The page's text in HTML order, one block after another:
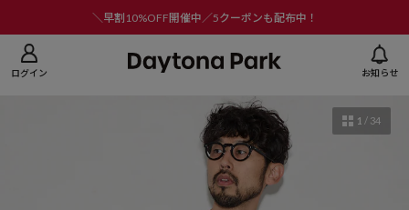
＼早割10%OFF開催中／5クーポンも配布中！
ログイン お知らせ
1 / 34